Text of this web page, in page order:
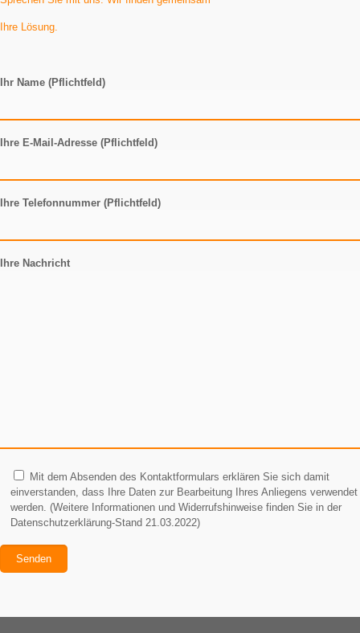
Ihre Lösung.
Ihr Name (Pflichtfeld)
Ihre E-Mail-Adresse (Pflichtfeld)
Ihre Telefonnummer (Pflichtfeld)
Ihre Nachricht
Mit dem Absenden des Kontaktformulars erklären Sie sich damit
einverstanden, dass Ihre Daten zur Bearbeitung Ihres Anliegens verwendet
werden. (Weitere Informationen und Widerrufshinweise finden Sie in der
Datenschutzerklärung-Stand 21.03.2022)